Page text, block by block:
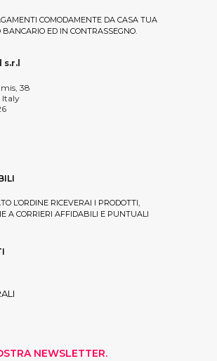
COMODAMENTE DA CASA TUA
ED IN CONTRASSEGNO.
38
Italy
L’ORDINE RICEVERAI I PRODOTTI,
A CORRIERI AFFIDABILI E PUNTUALI
NEWSLETTER.